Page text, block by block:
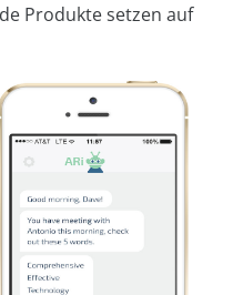
Produkte setzen auf